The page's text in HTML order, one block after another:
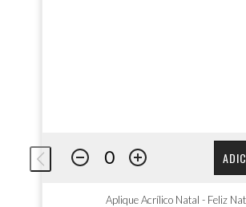
Aplique Acrílico Natal - Feliz